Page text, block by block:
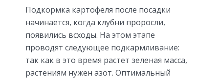
Подкормка картофеля после посадки
начинается, когда клубни проросли,
появились всходы. На этом этапе
проводят следующее подкармливание:
так как в это время растет зеленая масса,
растениям нужен азот. Оптимальный